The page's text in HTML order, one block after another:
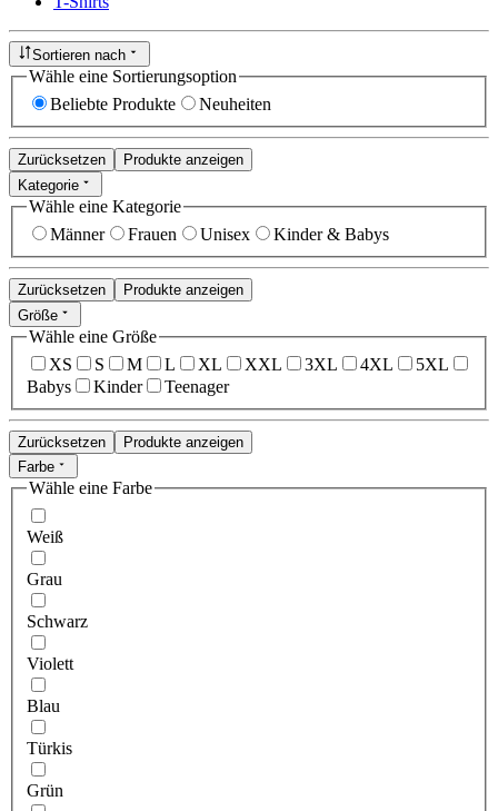
Sortieren nach
Wähle eine Sortierungsoption
Beliebte Produkte
Neuheiten
Zurücksetzen
Produkte anzeigen
Kategorie
Wähle eine Kategorie
Männer
Frauen Unisex Kinder & Babys
Zurücksetzen
Produkte anzeigen
Größe
Wähle eine Größe
XS
S M L XL XXL 3XL 4XL
5XL
Babys
Kinder Teenager
Zurücksetzen
Produkte anzeigen
Farbe
Wähle eine Farbe
Weiß
Grau
Schwarz
Violett
Blau
Türkis
Grün